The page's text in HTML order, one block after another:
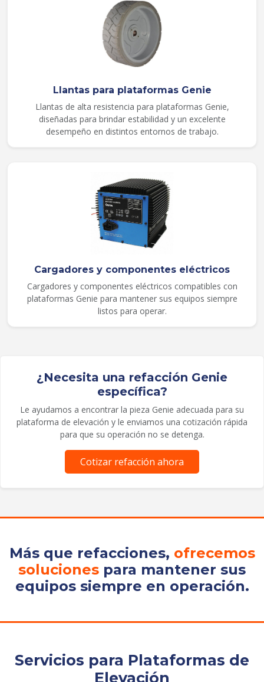
Llantas para plataformas Genie
Llantas de alta resistencia para plataformas Genie,
diseñadas para brindar estabilidad y un excelente
desempeño en distintos entornos de trabajo.
Cargadores y componentes eléctricos
Cargadores y componentes eléctricos compatibles con
plataformas Genie para mantener sus equipos siempre
listos para operar.
¿Necesita una refacción Genie
específica?
Le ayudamos a encontrar la pieza Genie adecuada para su
plataforma de elevación y le enviamos una cotización rápida
para que su operación no se detenga.
Cotizar refacción ahora
Más que refacciones, ofrecemos
soluciones para mantener sus
equipos siempre en operación.
Servicios para Plataformas de
Elevación